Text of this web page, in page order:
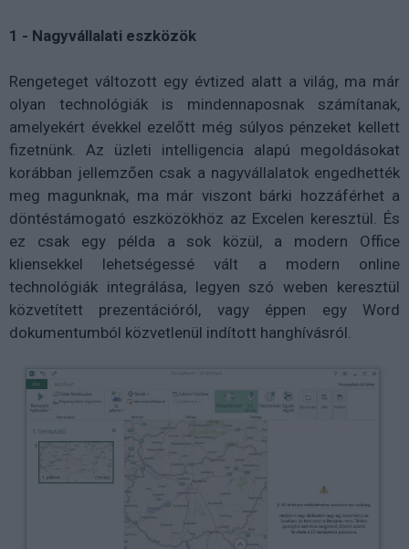
1 - Nagyvállalati eszközök
Rengeteget változott egy évtized alatt a világ, ma már
olyan technológiák is mindennaposnak számítanak,
amelyekért évekkel ezelőtt még súlyos pénzeket kellett
fizetnünk. Az üzleti intelligencia alapú megoldásokat
korábban jellemzően csak a nagyvállalatok engedhették
meg magunknak, ma már viszont bárki hozzáférhet a
döntéstámogató eszközökhöz az Excelen keresztül. És
ez csak egy példa a sok közül, a modern Office
kliensekkel lehetségessé vált a modern online
technológiák integrálása, legyen szó weben keresztül
közvetített prezentációról, vagy éppen egy Word
dokumentumból közvetlenül indított hanghívásról.